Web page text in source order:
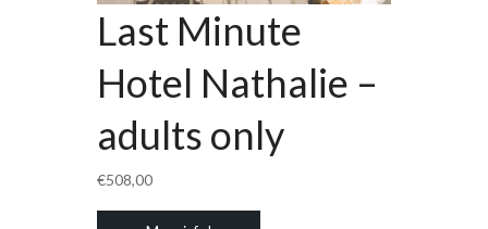
Last Minute
Hotel Nathalie –
adults only
€508,00